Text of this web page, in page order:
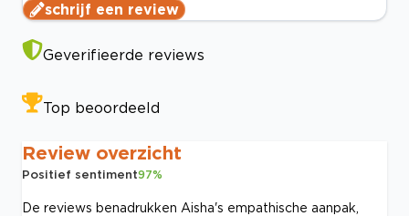
schrijf een review
Geverifieerde reviews
Top beoordeeld
Review overzicht
Positief sentiment97%
De reviews benadrukken Aisha's empathische aanpak,